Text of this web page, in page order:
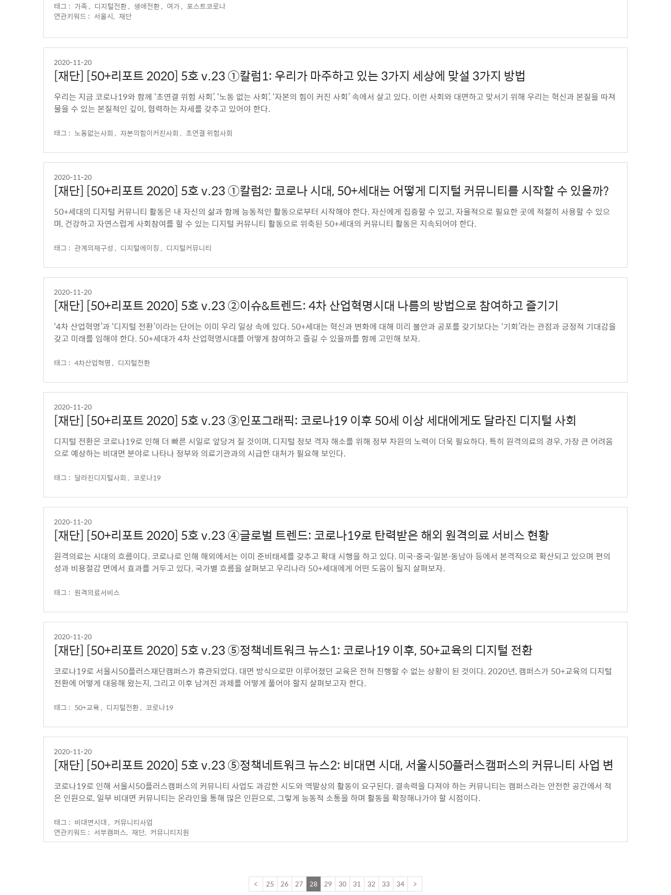
태그 : 가족 , 디지털전환 , 생애전환 , 여가 , 포스트코로나
연관키워드 : 서울시, 재단
2020-11-20
[재단] [50+리포트 2020] 5호 v.23 ①칼럼1: 우리가 마주하고 있는 3가지 세상에 맞설 3가지 방법
우리는 지금 코로나19와 함께 ‘초연결 위험 사회’, ‘노동 없는 사회’, ‘자본의 힘이 커진 사회’ 속에서 살고 있다. 이런 사회와 대면하고 맞서기 위해 우리는 혁신과 본질을 따져
물을 수 있는 본질적인 깊이, 협력하는 자세를 갖추고 있어야 한다.
태그 : 노동없는사회 , 자본의힘이커진사회 , 초연결 위험사회
2020-11-20
[재단] [50+리포트 2020] 5호 v.23 ①칼럼2: 코로나 시대, 50+세대는 어떻게 디지털 커뮤니티를 시작할 수 있을까?
50+세대의 디지털 커뮤니티 활동은 내 자신의 삶과 함께 능동적인 활동으로부터 시작해야 한다. 자신에게 집중할 수 있고, 자율적으로 필요한 곳에 적절히 사용할 수 있으
며, 건강하고 자연스럽게 사회참여를 할 수 있는 디지털 커뮤니티 활동으로 위축된 50+세대의 커뮤니티 활동은 지속되어야 한다.
태그 : 관계의재구성 , 디지털에이징 , 디지털커뮤니티
2020-11-20
[재단] [50+리포트 2020] 5호 v.23 ②이슈&트렌드: 4차 산업혁명시대 나름의 방법으로 참여하고 즐기기
‘4차 산업혁명’과 ‘디지털 전환’이라는 단어는 이미 우리 일상 속에 있다. 50+세대는 혁신과 변화에 대해 미리 불안과 공포를 갖기보다는 ‘기회’라는 관점과 긍정적 기대감을
갖고 미래를 임해야 한다. 50+세대가 4차 산업혁명시대를 어떻게 참여하고 즐길 수 있을까를 함께 고민해 보자.
태그 : 4차산업혁명 , 디지털전환
2020-11-20
[재단] [50+리포트 2020] 5호 v.23 ③인포그래픽: 코로나19 이후 50세 이상 세대에게도 달라진 디지털 사회
디지털 전환은 코로나19로 인해 더 빠른 시일로 앞당겨 질 것이며, 디지털 정보 격자 해소를 위해 정부 차원의 노력이 더욱 필요하다. 특히 원격의료의 경우, 가장 큰 어려움
으로 예상하는 비대면 분야로 나타나 정부와 의료기관과의 시급한 대처가 필요해 보인다.
태그 : 달라진디지털사회 , 코로나19
2020-11-20
[재단] [50+리포트 2020] 5호 v.23 ④글로벌 트렌드: 코로나19로 탄력받은 해외 원격의료 서비스 현황
원격의료는 시대의 흐름이다. 코로나로 인해 해외에서는 이미 준비태세를 갖추고 확대 시행을 하고 있다. 미국⋅중국⋅일본⋅동남아 등에서 본격적으로 확산되고 있으며 편의
성과 비용절감 면에서 효과를 거두고 있다. 국가별 흐름을 살펴보고 우리나라 50+세대에게 어떤 도움이 될지 살펴보자.
태그 : 원격의료서비스
2020-11-20
[재단] [50+리포트 2020] 5호 v.23 ⑤정책네트워크 뉴스1: 코로나19 이후, 50+교육의 디지털 전환
코로나19로 서울시50플러스재단캠퍼스가 휴관되었다. 대면 방식으로만 이루어졌던 교육은 전혀 진행할 수 없는 상황이 된 것이다. 2020년, 캠퍼스가 50+교육의 디지털
전환에 어떻게 대응해 왔는지, 그리고 이후 남겨진 과제를 어떻게 풀어야 할지 살펴보고자 한다.
태그 : 50+교육 , 디지털전환 , 코로나19
2020-11-20
[재단] [50+리포트 2020] 5호 v.23 ⑤정책네트워크 뉴스2: 비대면 시대, 서울시50플러스캠퍼스의 커뮤니티 사업 변
화
코로나19로 인해 서울시50플러스캠퍼스의 커뮤니티 사업도 과감한 시도와 역발상의 활동이 요구된다. 결속력을 다져야 하는 커뮤니티는 캠퍼스라는 안전한 공간에서 적
은 인원으로, 일부 비대면 커뮤니티는 온라인을 통해 많은 인원으로, 그렇게 능동적 소통을 하며 활동을 확장해나가야 할 시점이다.
태그 : 비대면시대 , 커뮤니티사업
연관키워드 : 서부캠퍼스, 재단, 커뮤니티지원
< 25 26 27 28 29 30 31 32 33 34 >